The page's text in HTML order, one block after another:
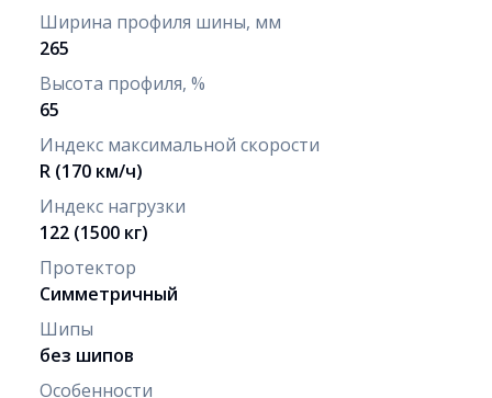
Ширина профиля шины, мм
265
Высота профиля, %
65
Индекс максимальной скорости
R (170 км/ч)
Индекс нагрузки
122 (1500 кг)
Протектор
Симметричный
Шипы
без шипов
Особенности